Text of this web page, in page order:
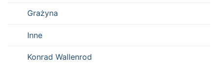
Grażyna
Inne
Konrad Wallenrod